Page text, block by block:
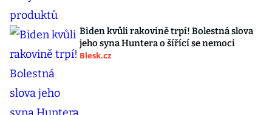
Biden kvůli rakovině trpí! Bolestná slova
jeho syna Huntera o šířící se nemoci
Blesk.cz